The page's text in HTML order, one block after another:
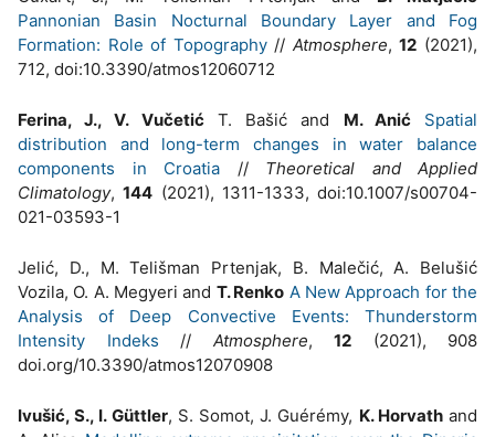
Pannonian Basin Nocturnal Boundary Layer and Fog
Formation: Role of Topography// Atmosphere,12 (2021),
712, doi:10.3390/atmos12060712
Ferina, J., V. VučetićT. Bašić and M. Anić
Spatial
distribution and long-term changes in water balance
components in Croatia // Theoretical and Applied
Climatology,144 (2021), 1311-1333, doi:10.1007/s00704-
021-03593-1
Jelić, D., M. Telišman Prtenjak, B. Malečić, A. Belušić
Vozila, O. A. Megyeri and T. Renko A New Approach for the
Analysis of Deep Convective Events: Thunderstorm
Intensity Indeks // Atmosphere, 12 (2021), 908
doi.org/10.3390/atmos12070908
Ivušić, S., I. Güttler, S. Somot, J. Guérémy, K. Horvathand